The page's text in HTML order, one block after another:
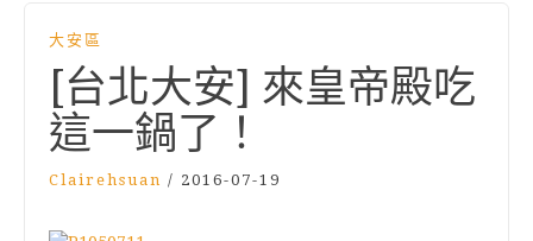
大安區
[台北大安] 來皇帝殿吃
這一鍋了！
Clairehsuan / 2016-07-19